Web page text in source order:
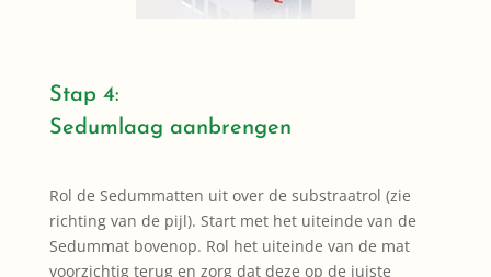
Stap 4:
Sedumlaag aanbrengen
Rol de Sedummatten uit over de substraatrol (zie
richting van de pijl). Start met het uiteinde van de
Sedummat bovenop. Rol het uiteinde van de mat
voorzichtig terug en zorg dat deze op de juiste